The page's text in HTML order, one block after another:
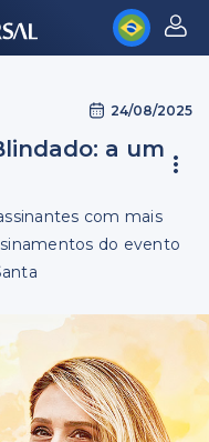
24/08/2025
a um
com mais
do evento